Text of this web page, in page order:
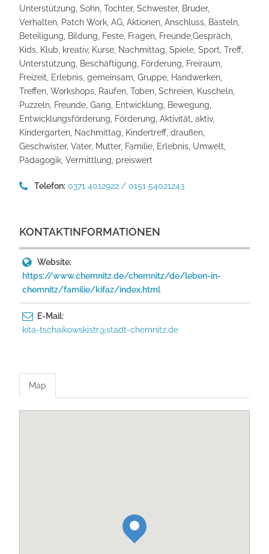
Unterstützung, Sohn, Tochter, Schwester, Bruder,
Verhalten, Patch Work, AG, Aktionen, Anschluss, Basteln,
Beteiligung, Bildung, Feste, Fragen, Freunde,Gespräch,
Kids, Klub, kreativ, Kurse, Nachmittag, Spiele, Sport, Treff,
Unterstützung, Beschäftigung, Förderung, Freiraum,
Freizeit, Erlebnis, gemeinsam, Gruppe, Handwerken,
Treffen, Workshops, Raufen, Toben, Schreien, Kuscheln,
Puzzeln, Freunde, Gang, Entwicklung, Bewegung,
Entwicklungsförderung, Förderung, Aktivität, aktiv,
Kindergarten, Nachmittag, Kindertreff, draußen,
Geschwister, Vater, Mutter, Familie, Erlebnis, Umwelt,
Pädagogik, Vermittlung, preiswert
Telefon: 0371 4012922 / 0151 54021243
KONTAKTINFORMATIONEN
Website:
https://www.chemnitz.de/chemnitz/de/leben-in-
chemnitz/familie/kifaz/index.html
E-Mail:
kita-tschaikowskistr@stadt-chemnitz.de
Map